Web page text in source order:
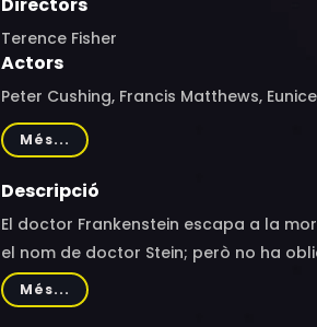
Terence Fisher
Actors
Peter Cushing, Francis Matthews,
Richard Wordsworth, John Stuart,
Walmsley, George Woodbridge, Ian
Charters, Julia Nelson, Robert Brooks
Més...
Descripció
El doctor Frankenstein escapa a la
el nom de doctor Stein; però no ha
Més...